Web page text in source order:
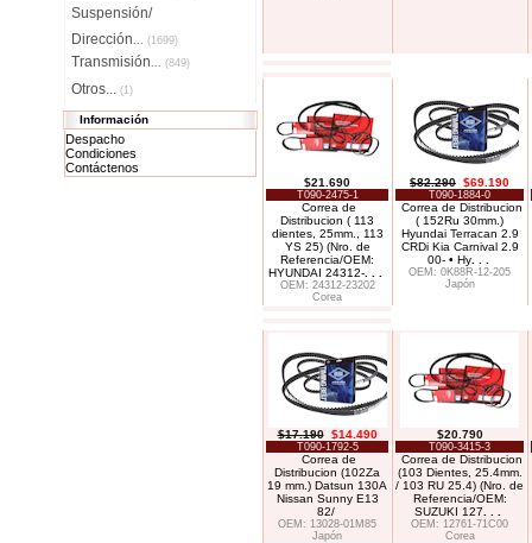
Suspensión/
Dirección... (1699)
Transmisión... (849)
Otros... (1)
Información
Despacho
Condiciones
Contáctenos
$21.690
T090-2475-1
Correa de
Distribucion ( 113
dientes, 25mm., 113
YS 25) (Nro. de
Referencia/OEM:
HYUNDAI 24312-
OEM: 24312-23202
Corea
$82.290 $69.190
T090-1884-0
Correa de Distribucion
( 152Ru 30mm.)
Hyundai Terracan 2.9
CRDi Kia Carnival 2.9
00- • Hy. . .
OEM: 0K88R-12-205
Japón
$17.190 $14.490
T090-1792-5
Correa de
Distribucion (102Za
19 mm.) Datsun 130A
Nissan Sunny E13
82/
OEM: 13028-01M85
Japón
$20.790
T090-3415-3
Correa de Distribucion
(103 Dientes, 25.4mm.
/ 103 RU 25.4) (Nro. de
Referencia/OEM:
SUZUKI 127
OEM: 12761-71C00
Corea